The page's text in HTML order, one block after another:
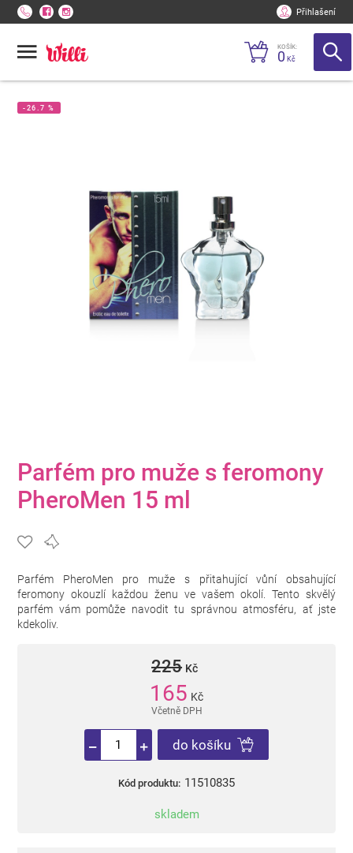
Přihlašení
KOŠÍK:
0 Kč
-26.7 %
Parfém pro muže s feromony
PheroMen 15 ml
Parfém PheroMen pro muže s přitahující vůní obsahující
feromony okouzlí každou ženu ve vašem okolí. Tento skvělý
parfém vám pomůže navodit tu správnou atmosféru, ať jste
kdekoliv.
225 Kč
165 Kč
Včetně DPH
do košíku
Kód produktu: 11510835
skladem